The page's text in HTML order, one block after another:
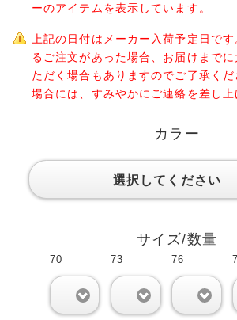
ーのアイテムを表示しています。
上記の日付はメーカー入荷予定日で
るご注文があった場合、お届けまで
ただく場合もありますのでご了承く
場合には、すみやかにご連絡を差し上
カラー
選択してください
サイズ/数量
70 73 76